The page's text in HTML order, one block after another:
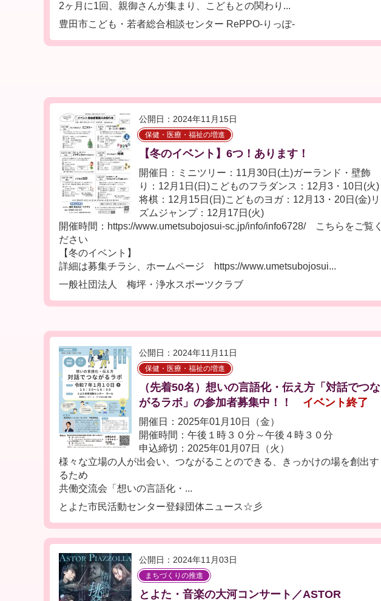
2ヶ月に1回、親御さんが集まり、こどもとの関わり...
豊田市こども・若者総合相談センター RePPO-りっぽ-
公開日：2024年11月15日
保健・医療・福祉の増進
【冬のイベント】6つ！あります！
開催日：ミニツリー：11月30日(土)ガーランド・壁飾
り：12月1日(日)こどものフラダンス：12月3・10日(火)
将棋：12月15日(日)こどものヨガ：12月13・20日(金)リ
ズムジャンプ：12月17日(火)
開催時間：https://www.umetsubojosui-sc.jp/info/info6728/ こちらをご覧く
ださい
【冬のイベント】
詳細は募集チラシ、ホームページ https://www.umetsubojosui...
一般社団法人 梅坪・浄水スポーツクラブ
公開日：2024年11月11日
保健・医療・福祉の増進
（先着50名）想いの言語化・伝え方「対話でつな
がるラボ」の参加者募集中！！
イベント終了
開催日：2025年01月10日（金）
開催時間：午後１時３０分～午後４時３０分
申込締切：2025年01月07日（火）
様々な立場の人が出会い、つながることのできる、きっかけの場を創出す
るため
共働交流会「想いの言語化・...
とよた市民活動センター登録団体ニュース☆彡
公開日：2024年11月03日
まちづくりの推進
とよた・音楽の大河コンサート／ASTOR